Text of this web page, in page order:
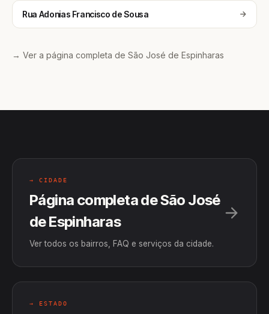
Rua Adonias Francisco de Sousa
→ Ver a página completa de São José de Espinharas
→ CIDADE
Página completa de São José
de Espinharas
Ver todos os bairros, FAQ e serviços da cidade.
→ ESTADO